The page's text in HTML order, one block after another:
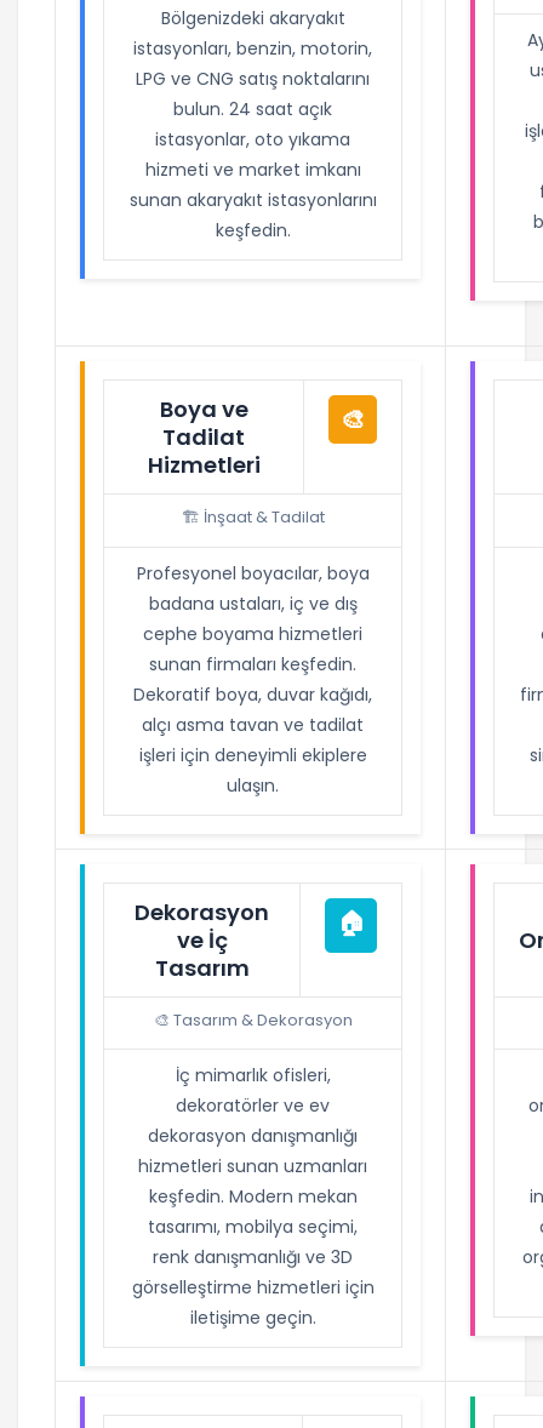
Bölgenizdeki akaryakıt
istasyonları, benzin, motorin,
LPG ve CNG satış noktalarını
bulun. 24 saat açık
istasyonlar, oto yıkama
hizmeti ve market imkanı
sunan akaryakıt istasyonlarını
keşfedin.
Boya ve
Tadilat
Hizmetleri
🎨
🏗️ İnşaat & Tadilat
Profesyonel boyacılar, boya
badana ustaları, iç ve dış
cephe boyama hizmetleri
sunan firmaları keşfedin.
Dekoratif boya, duvar kağıdı,
alçı asma tavan ve tadilat
işleri için deneyimli ekiplere
ulaşın.
Dekorasyon
ve İç
Tasarım
🏠
🎨 Tasarım & Dekorasyon
İç mimarlık ofisleri,
dekoratörler ve ev
dekorasyon danışmanlığı
hizmetleri sunan uzmanları
keşfedin. Modern mekan
tasarımı, mobilya seçimi,
renk danışmanlığı ve 3D
görselleştirme hizmetleri için
iletişime geçin.